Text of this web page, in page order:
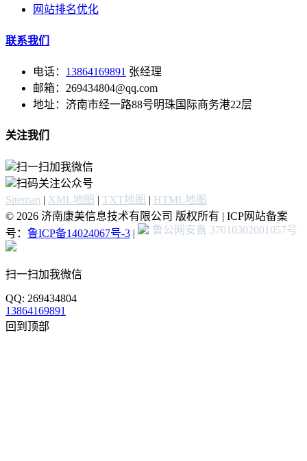
网站排名优化
联系我们
电话： 13864169891 张经理
邮箱：269434804@qq.com
地址：济南市经一路88号明珠国际商务港22层
关注我们
扫一扫加我微信
扫码关注公众号
Sitemap | XML地图 | TXT地图 | HTML地图
© 2026 济南康美信息技术有限公司 版权所有 | ICP网站备案
号： 鲁ICP备14024067号-3 | 鲁公网安备 37010302001057号
扫一扫加我微信
QQ: 269434804
13864169891
回到顶部